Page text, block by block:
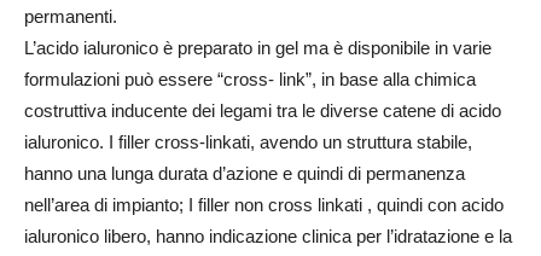
permanenti.
L’acido ialuronico è preparato in gel ma è disponibile in varie
formulazioni può essere “cross- link”, in base alla chimica
costruttiva inducente dei legami tra le diverse catene di acido
ialuronico. I filler cross-linkati, avendo un struttura stabile,
hanno una lunga durata d’azione e quindi di permanenza
nell’area di impianto; I filler non cross linkati , quindi con acido
ialuronico libero, hanno indicazione clinica per l’idratazione e la